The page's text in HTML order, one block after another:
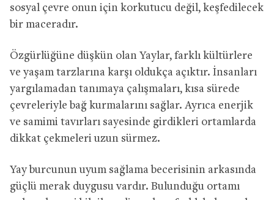
sosyal çevre onun için korkutucu değil, keşfedilecek
bir maceradır.
Özgürlüğüne düşkün olan Yaylar, farklı kültürlere
ve yaşam tarzlarına karşı oldukça açıktır. İnsanları
yargılamadan tanımaya çalışmaları, kısa sürede
çevreleriyle bağ kurmalarını sağlar. Ayrıca enerjik
ve samimi tavırları sayesinde girdikleri ortamlarda
dikkat çekmeleri uzun sürmez.
Yay burcunun uyum sağlama becerisinin arkasında
güçlü merak duygusu vardır. Bulunduğu ortamı